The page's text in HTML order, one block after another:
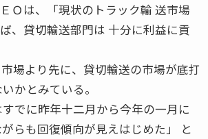
Ｏは、「現状のトラック輸 送市場
、貸切輸送部門は 十分に利益に貢
場より先に、貸切輸送の市場が底打
かとみている。
でに昨年十二月から今年の一月に
らも回復傾向が見えはじめた」 と